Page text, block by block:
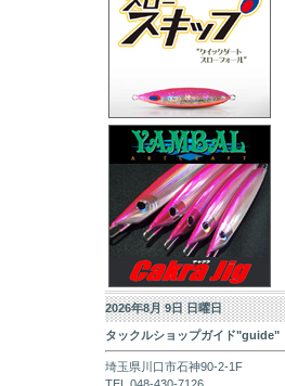
2026年8月 9日 日曜日
タックルショップガイド"guide"
埼玉県川口市石神90-2-1F